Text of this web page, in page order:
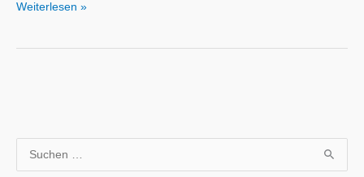
Weiterlesen »
u